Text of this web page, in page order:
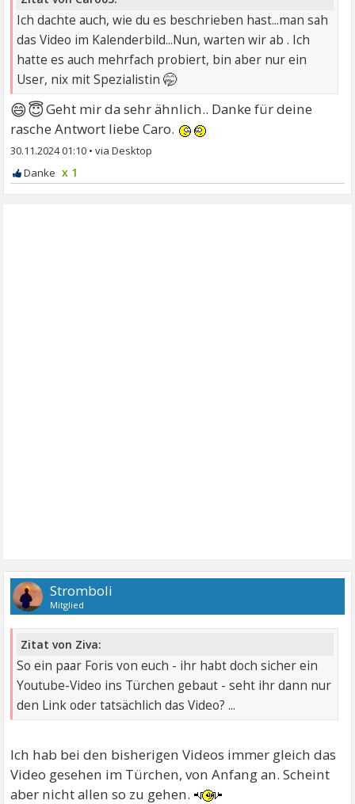
Ich dachte auch, wie du es beschrieben hast...man sah
das Video im Kalenderbild...Nun, warten wir ab . Ich
hatte es auch mehrfach probiert, bin aber nur ein
User, nix mit Spezialistin🤭
😄😇Geht mir da sehr ähnlich.. Danke für deine
rasche Antwort liebe Caro.
30.11.2024 01:10 •
x 1
Stromboli
Mitglied
Zitat von Ziva:
So ein paar Foris von euch - ihr habt doch sicher ein
Youtube-Video ins Türchen gebaut - seht ihr dann nur
den Link oder tatsächlich das Video? ...
Ich hab bei den bisherigen Videos immer gleich das
Video gesehen im Türchen, von Anfang an. Scheint
aber nicht allen so zu gehen.